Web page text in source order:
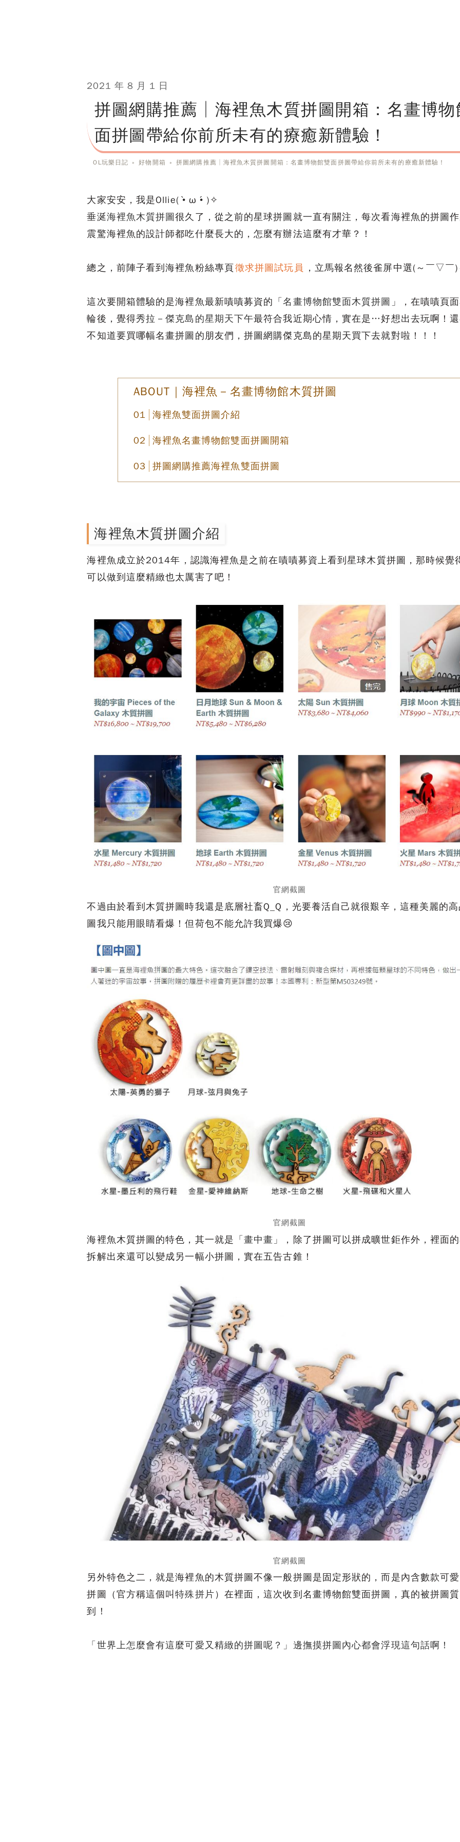
2021 年 8 月 1 日
拼圖網購推薦│海裡魚木質拼圖開箱：名畫博物
面拼圖帶給你前所未有的療癒新體驗！
OL玩樂日記 » 好物開箱 » 拼圖網購推薦│海裡魚木質拼圖開箱：名畫博物館雙面拼圖帶給你前所未有的療癒新體驗！
大家安安，我是Ollie( •̀ ω •́ )✧
垂涎海裡魚木質拼圖很久了，從之前的星球拼圖就一直有關注，每次看海裡魚的拼圖
震驚海裡魚的設計師都吃什麼長大的，怎麼有辦法這麼有才華？！
總之，前陣子看到海裡魚粉絲專頁徵求拼圖試玩員 ，立馬報名然後雀屏中選(～￣▽￣
這次要開箱體驗的是海裡魚最新嘖嘖募資的「名畫博物館雙面木質拼圖 」，在嘖嘖頁
輪後，覺得秀拉－傑克島的星期天下午最符合我近期心情，實在是…好想出去玩啊！
不知道要買哪幅名畫拼圖的朋友們，拼圖網購傑克島的星期天買下去就對啦！！！
ABOUT｜海裡魚－名畫博物館木質拼圖
海裡魚雙面拼圖介紹
海裡魚名畫博物館雙面拼圖開箱
拼圖網購推薦海裡魚雙面拼圖
海裡魚木質拼圖介紹
海裡魚成立於2014年，認識海裡魚是之前在嘖嘖募資上看到星球木質拼圖，那時候覺
可以做到這麼精緻也太厲害了吧！
官網截圖
不過由於看到木質拼圖時我還是底層社畜Q_Q，光要養活自己就很艱辛，這種美麗的
圖我只能用眼睛看爆！但荷包不能允許我買爆😢
官網截圖
海裡魚木質拼圖的特色，其一就是 「畫中畫」
，除了拼圖可以拼成曠世鉅作外，裡面
拆解出來還可以變成另一幅小拼圖，實在五告古錐！
官網截圖
另外特色之二，就是海裡魚的木質拼圖不像一般拼圖是固定形狀的，而是內含數款可
拼圖（官方稱這個叫特殊拼片）在裡面，這次收到名畫博物館雙面拼圖，真的被拼圖
到！
「世界上怎麼會有這麼可愛又精緻的拼圖呢？」邊撫摸拼圖內心都會浮現這句話啊！